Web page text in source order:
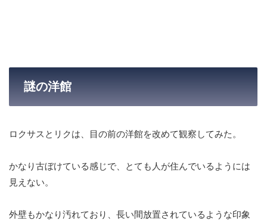
謎の洋館
ロクサスとリクは、目の前の洋館を改めて観察してみた。
かなり古ぼけている感じで、とても人が住んでいるようには
見えない。
外壁もかなり汚れており、長い間放置されているような印象